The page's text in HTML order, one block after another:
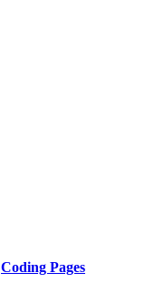
Coding Pages